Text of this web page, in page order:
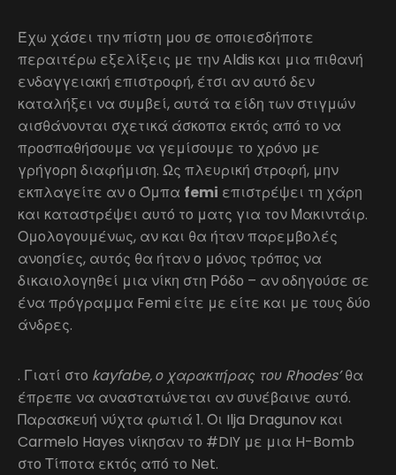
Έχω χάσει την πίστη μου σε οποιεσδήποτε
περαιτέρω εξελίξεις με την Aldis και μια πιθανή
ενδαγγειακή επιστροφή, έτσι αν αυτό δεν
καταλήξει να συμβεί, αυτά τα είδη των στιγμών
αισθάνονται σχετικά άσκοπα εκτός από το να
προσπαθήσουμε να γεμίσουμε το χρόνο με
γρήγορη διαφήμιση. Ως πλευρική στροφή, μην
εκπλαγείτε αν ο Όμπα femi επιστρέψει τη χάρη
και καταστρέψει αυτό το ματς για τον Μακιντάιρ.
Ομολογουμένως, αν και θα ήταν παρεμβολές
ανοησίες, αυτός θα ήταν ο μόνος τρόπος να
δικαιολογηθεί μια νίκη στη Ρόδο – αν οδηγούσε σε
ένα πρόγραμμα Femi είτε με είτε και με τους δύο
άνδρες.
. Γιατί στο kayfabe, ο χαρακτήρας του Rhodes’θα
έπρεπε να αναστατώνεται αν συνέβαινε αυτό.
Παρασκευή νύχτα φωτιά 1. Οι Ilja Dragunov και
Carmelo Hayes νίκησαν το #DIY με μια H-Bomb
στο Τίποτα εκτός από το Net.